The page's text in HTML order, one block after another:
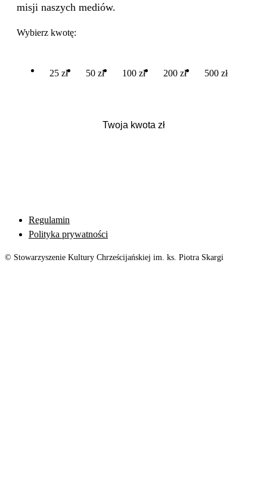
misji naszych mediów.
Wybierz kwotę:
25 zł 50 zł 100 zł 200 zł 500 zł
Regulamin
Polityka prywatności
© Stowarzyszenie Kultury Chrześcijańskiej im. ks. Piotra Skargi